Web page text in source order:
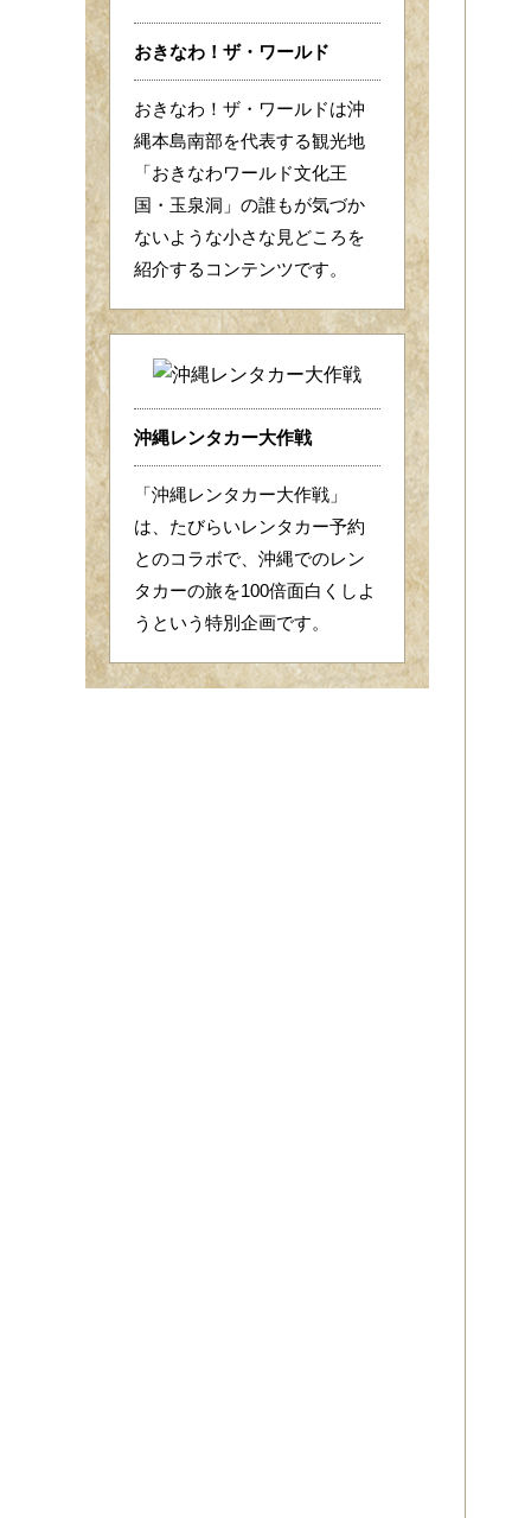
おきなわ！ザ・ワールド
おきなわ！ザ・ワールドは沖
縄本島南部を代表する観光地
「おきなわワールド文化王
国・玉泉洞」の誰もが気づか
ないような小さな見どころを
紹介するコンテンツです。
沖縄レンタカー大作戦
「沖縄レンタカー大作戦」
は、たびらいレンタカー予約
とのコラボで、沖縄でのレン
タカーの旅を100倍面白くしよ
うという特別企画です。